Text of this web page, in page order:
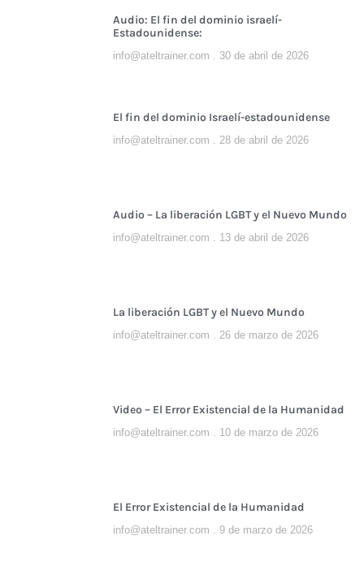
Audio: El fin del dominio israelí-
Estadounidense:
info@ateltrainer.com 30 de abril de 2026
El fin del dominio Israelí-estadounidense
info@ateltrainer.com 28 de abril de 2026
Audio – La liberación LGBT y el Nuevo Mundo
info@ateltrainer.com 13 de abril de 2026
La liberación LGBT y el Nuevo Mundo
info@ateltrainer.com 26 de marzo de 2026
Video – El Error Existencial de la Humanidad
info@ateltrainer.com 10 de marzo de 2026
El Error Existencial de la Humanidad
info@ateltrainer.com 9 de marzo de 2026